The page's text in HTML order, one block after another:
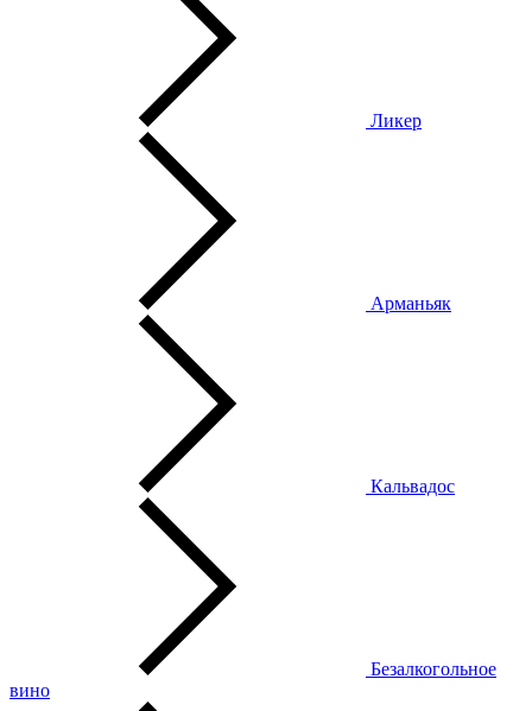
Ликер
Арманьяк
Кальвадос
Безалкогольное
вино